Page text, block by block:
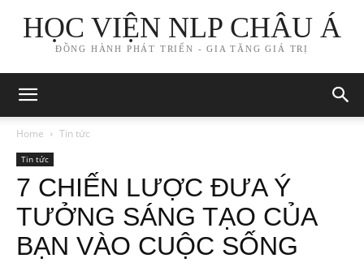
HỌC VIỆN NLP CHÂU Á
ĐỒNG HÀNH PHÁT TRIỂN - GIA TĂNG GIÁ TRỊ
Home Tin tức
Tin tức
7 CHIẾN LƯỢC ĐƯA Ý
TƯỞNG SÁNG TẠO CỦA
BẠN VÀO CUỘC SỐNG